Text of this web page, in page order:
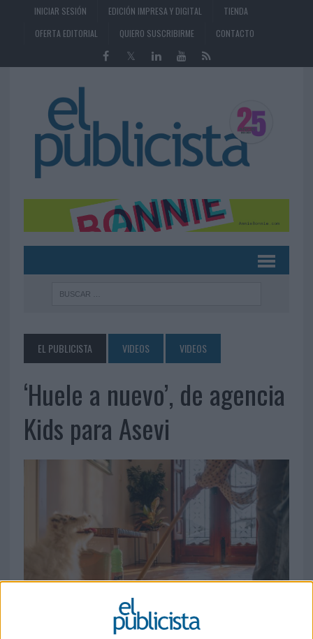
INICIAR SESIÓN EDICIÓN IMPRESA Y DIGITAL
TIENDA
OFERTA EDITORIAL
QUIERO SUSCRIBIRME CONTACTO
EL PUBLICISTA VIDEOS VIDEOS
‘Huele a nuevo’, de agencia
Kids para Asevi